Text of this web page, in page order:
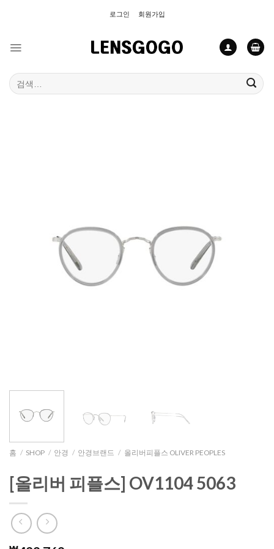
로그인 회원가입
검
색:
홈 / SHOP / 안경 / 안경브랜드 / 올리버피플스 OLIVER PEOPLES
[올리버 피플스] OV1104 5063